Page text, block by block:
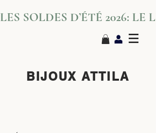
BIJOUX ATTILA
LES SOLDES D’ÉTÉ 2026: